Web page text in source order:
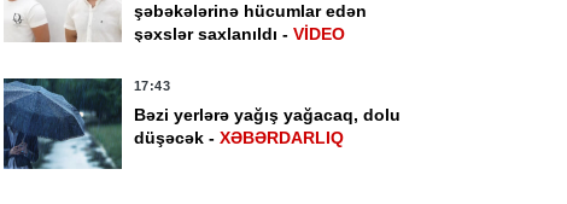
şəbəkələrinə hücumlar edən
şəxslər saxlanıldı - VİDEO
17:43
Bəzi yerlərə yağış yağacaq, dolu
düşəcək - XƏBƏRDARLIQ